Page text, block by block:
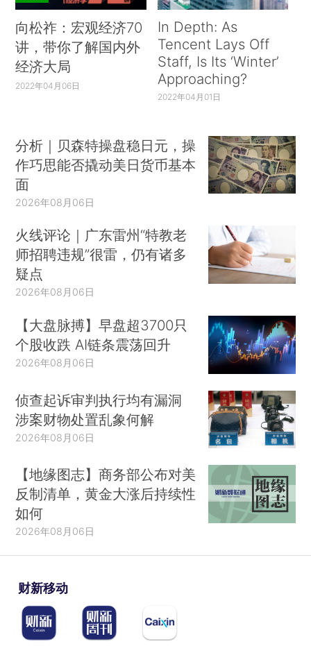
向松祚：宏观经济70
讲，带你了解国内外
经济大局
2022年04月06日
In Depth: As
Tencent Lays Off
Staff, Is Its ‘Winter’
Approaching?
2022年04月01日
分析｜贝森特操盘稳日元，操
作巧思能否撬动美日货币基本
面
2026年08月06日
火线评论｜广东雷州“特教老
师招聘违规”很雷，仍有诸多
疑点
2026年08月06日
【大盘脉搏】早盘超3700只
个股收跌 AI链条震荡回升
2026年08月06日
侦查起诉审判执行均有漏洞
涉案财物处置乱象何解
2026年08月06日
【地缘图志】商务部公布对美
反制清单，黄金大涨后持续性
如何
2026年08月06日
财新移动